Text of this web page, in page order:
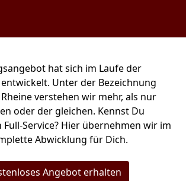
hat sich im Laufe der
entwickelt. Unter der Bezeichnung
verstehen wir mehr, als nur
oder der gleichen. Kennst Du
Service? Hier übernehmen wir im
Abwicklung für Dich.
Angebot erhalten